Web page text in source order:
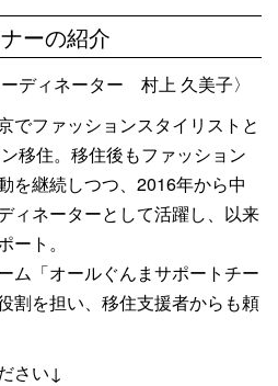
ーの紹介
ディネーター 村上 久美子〉
でファッションスタイリストと
移住。移住後もファッション
を継続しつつ、2016年から中
ィネーターとして活躍し、以来
ト。
ム「オールぐんまサポートチー
割を担い、移住支援者からも頼
さい↓